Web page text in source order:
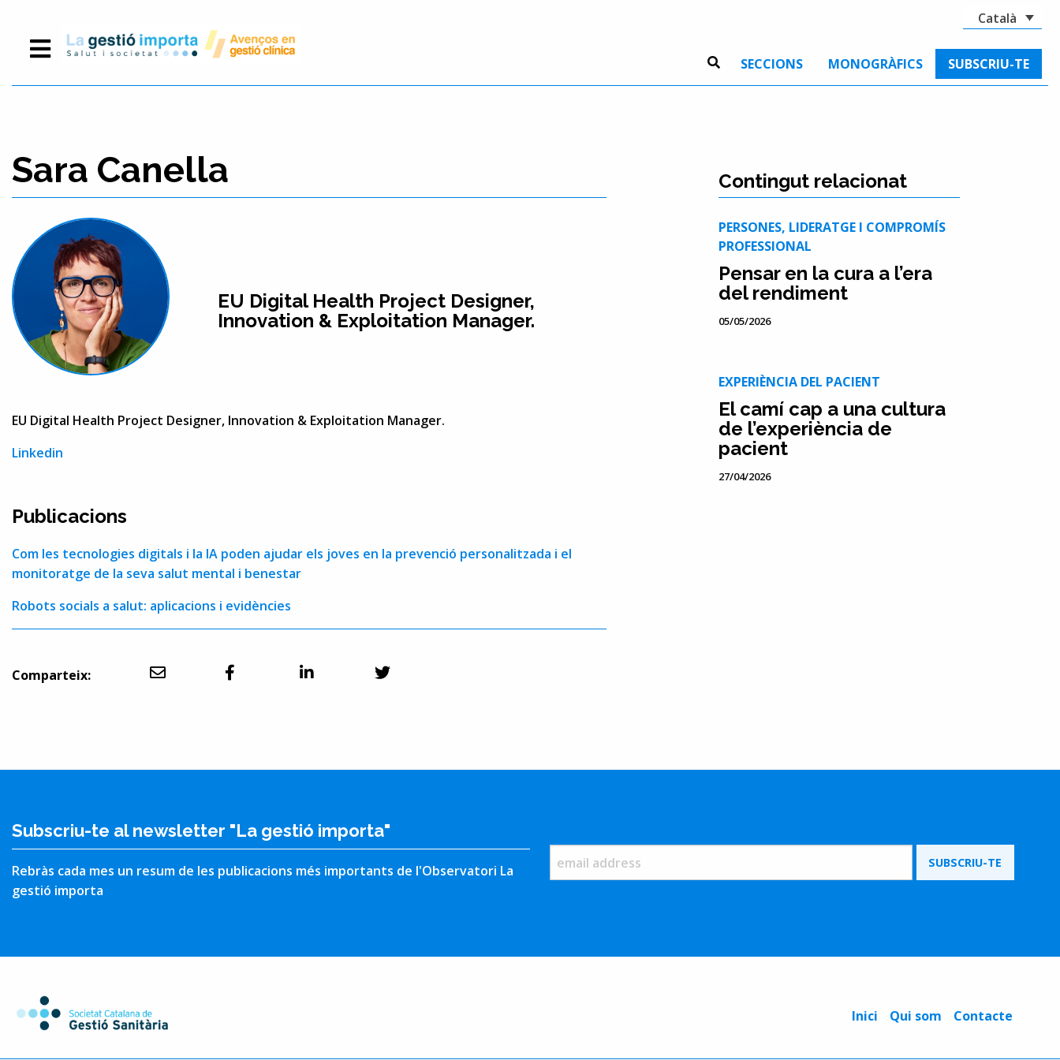
Català
SECCIONS MONOGRÀFICS SUBSCRIU-TE
Sara Canella
EU Digital Health Project Designer,
Innovation & Exploitation Manager.
EU Digital Health Project Designer, Innovation & Exploitation Manager.
Linkedin
Publicacions
Com les tecnologies digitals i la IA poden ajudar els joves en la prevenció personalitzada i el
monitoratge de la seva salut mental i benestar
Robots socials a salut: aplicacions i evidències
Comparteix:
Contingut relacionat
PERSONES, LIDERATGE I COMPROMÍS
PROFESSIONAL
Pensar en la cura a l’era
del rendiment
05/05/2026
EXPERIÈNCIA DEL PACIENT
El camí cap a una cultura
de l’experiència de
pacient
27/04/2026
Subscriu-te al newsletter "La gestió importa"
Rebràs cada mes un resum de les publicacions més importants de l'Observatori La
gestió importa
Inici Qui som Contacte